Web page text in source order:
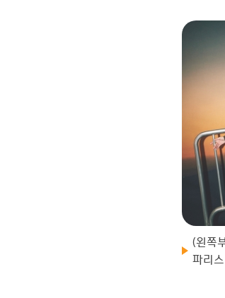
(왼쪽
파리